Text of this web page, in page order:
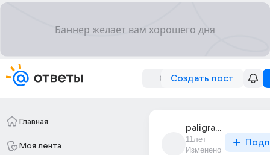
Создать пост
Главная
Моя лента
paligrafsiozhikov
11лет
Изменено